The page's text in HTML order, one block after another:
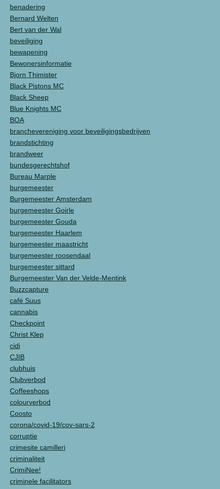
benadering
Bernard Welten
Bert van der Wal
beveiliging
bewapening
Bewonersinformatie
Bjorn Thimister
Black Pistons MC
Black Sheep
Blue Knights MC
BOA
branchevereniging voor beveiligingsbedrijven
brandstichting
brandweer
bundesgerechtshof
Bureau Marple
burgemeester
Burgemeester Amsterdam
burgemeester Goirle
burgemeester Gouda
burgemeester Haarlem
burgemeester maastricht
burgemeester roosendaal
burgemeester sittard
Burgemeester Van der Velde-Mentink
Buzzcapture
café Suus
cannabis
Checkpoint
Christ Klep
cidi
CJIB
clubhuis
Clubverbod
Coffeeshops
colourverbod
Coosto
corona/covid-19/cov-sars-2
corruptie
crimesite camilleri
criminaliteit
CrimiNee!
criminele facilitators